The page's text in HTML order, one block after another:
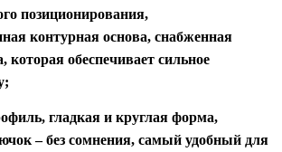
позиционирования,
контурная основа, снабженная
которая обеспечивает сильное
гладкая и круглая форма,
– без сомнения, самый удобный для